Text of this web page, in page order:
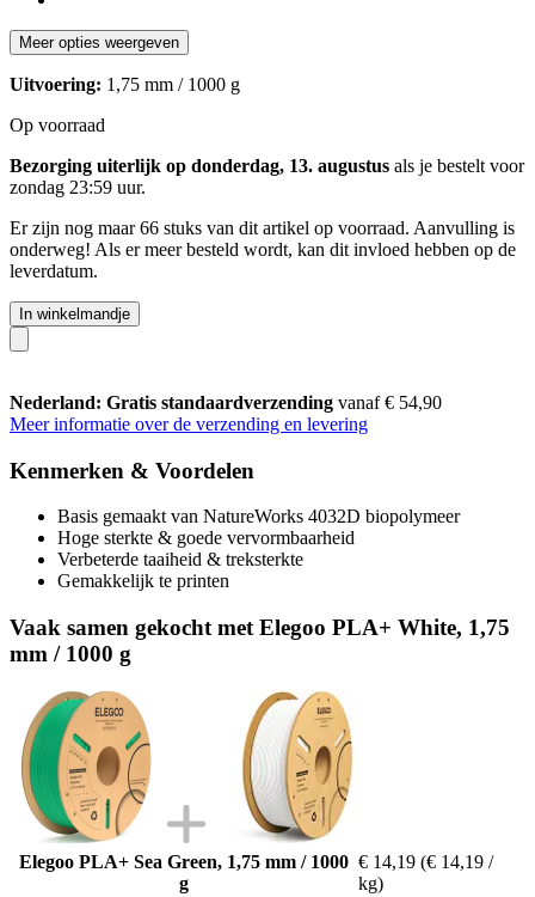
Meer opties weergeven
Uitvoering: 1,75 mm / 1000 g
Op voorraad
Bezorging uiterlijk op donderdag, 13. augustus als je bestelt voor
zondag 23:59 uur.
Er zijn nog maar 66 stuks van dit artikel op voorraad. Aanvulling is
onderweg! Als er meer besteld wordt, kan dit invloed hebben op de
leverdatum.
In winkelmandje
Nederland: Gratis standaardverzending vanaf € 54,90
Meer informatie over de verzending en levering
Kenmerken & Voordelen
Basis gemaakt van NatureWorks 4032D biopolymeer
Hoge sterkte & goede vervormbaarheid
Verbeterde taaiheid & treksterkte
Gemakkelijk te printen
Vaak samen gekocht met Elegoo PLA+ White, 1,75
mm / 1000 g
Elegoo PLA+ Sea Green, 1,75 mm / 1000
g
€ 14,19 (€ 14,19 /
kg)